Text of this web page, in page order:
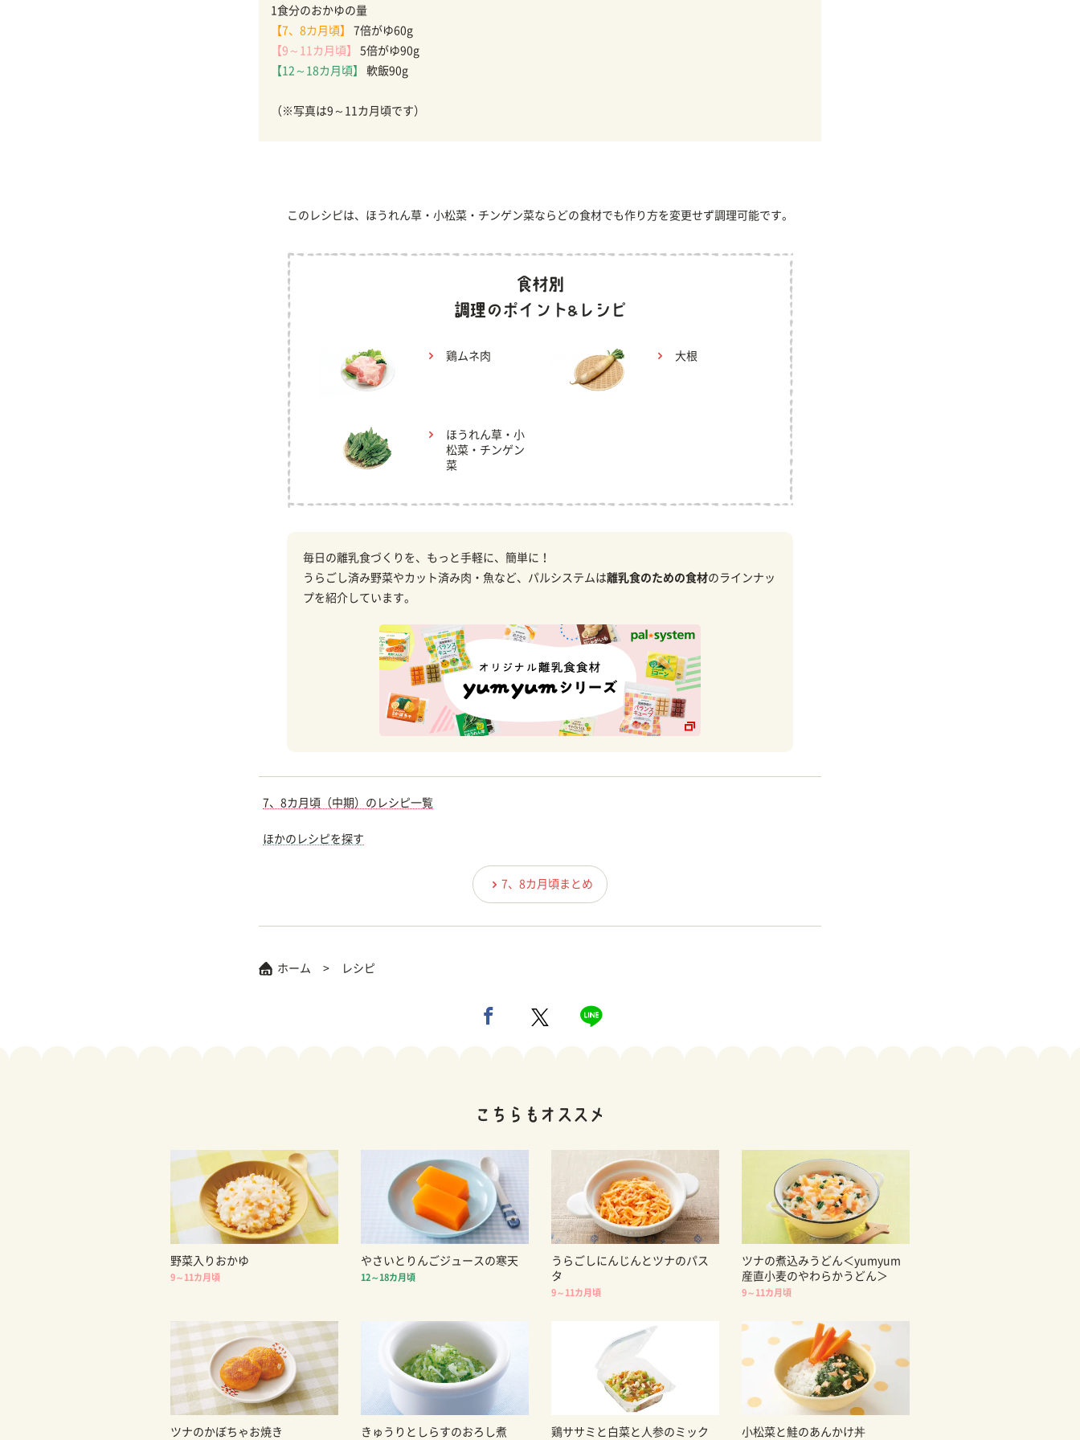
1食分のおかゆの量
【7、8カ月頃】
7倍がゆ60g
【9～11カ月頃】
5倍がゆ90g
【12～18カ月頃】
軟飯90g
（※写真は9～11カ月頃です）
このレシピは、ほうれん草・小松菜・チンゲン菜ならどの食材でも作り方を変更せず調理可能です。
鶏ムネ肉 大根
ほうれん草・小
松菜・チンゲン
菜
毎日の離乳食づくりを、もっと手軽に、簡単に！
うらごし済み野菜やカット済み肉・魚など、パルシステムは離乳食のための食材のラインナッ
プを紹介しています。
7、8カ月頃（中期）のレシピ一覧
ほかのレシピを探す
7、8カ月頃まとめ
ホーム レシピ
野菜入りおかゆ
9～11カ月頃
やさいとりんごジュースの寒天
12～18カ月頃
うらごしにんじんとツナのパス
タ
9～11カ月頃
ツナの煮込みうどん＜yumyum
産直小麦のやわらかうどん＞
9～11カ月頃
ツナのかぼちゃお焼き きゅうりとしらすのおろし煮 鶏ササミと白菜と人参のミック 小松菜と鮭のあんかけ丼